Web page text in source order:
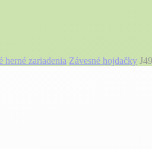
herné zariadenia Závesné hojdačky